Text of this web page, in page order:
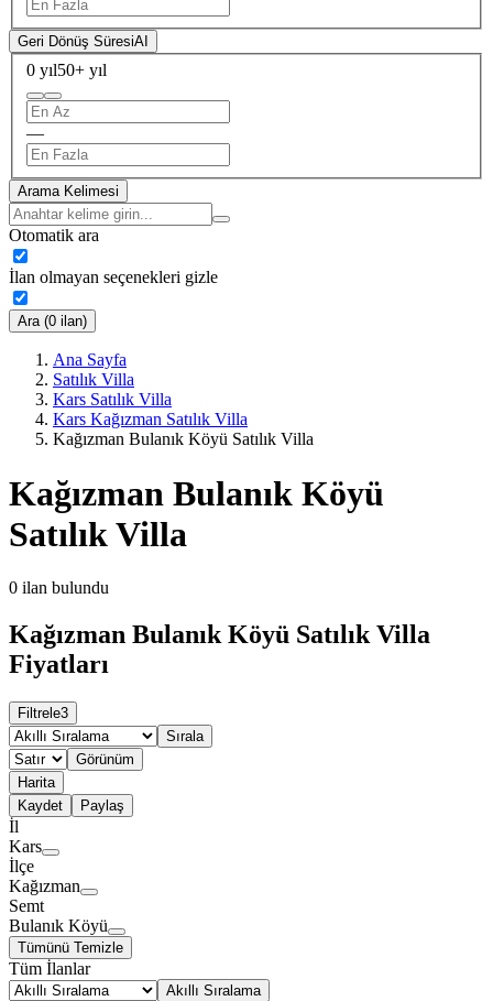
Geri Dönüş SüresiAI
0 yıl50+ yıl
—
Arama Kelimesi
Otomatik ara
İlan olmayan seçenekleri gizle
Ara (0 ilan)
Ana Sayfa
Satılık Villa
Kars Satılık Villa
Kars Kağızman Satılık Villa
Kağızman Bulanık Köyü Satılık Villa
Kağızman Bulanık Köyü
Satılık Villa
0 ilan bulundu
Kağızman Bulanık Köyü Satılık Villa
Fiyatları
Filtrele3
Sırala
Görünüm
Harita
Kaydet
Paylaş
İl
Kars
İlçe
Kağızman
Semt
Bulanık Köyü
Tümünü Temizle
Tüm İlanlar
Akıllı Sıralama